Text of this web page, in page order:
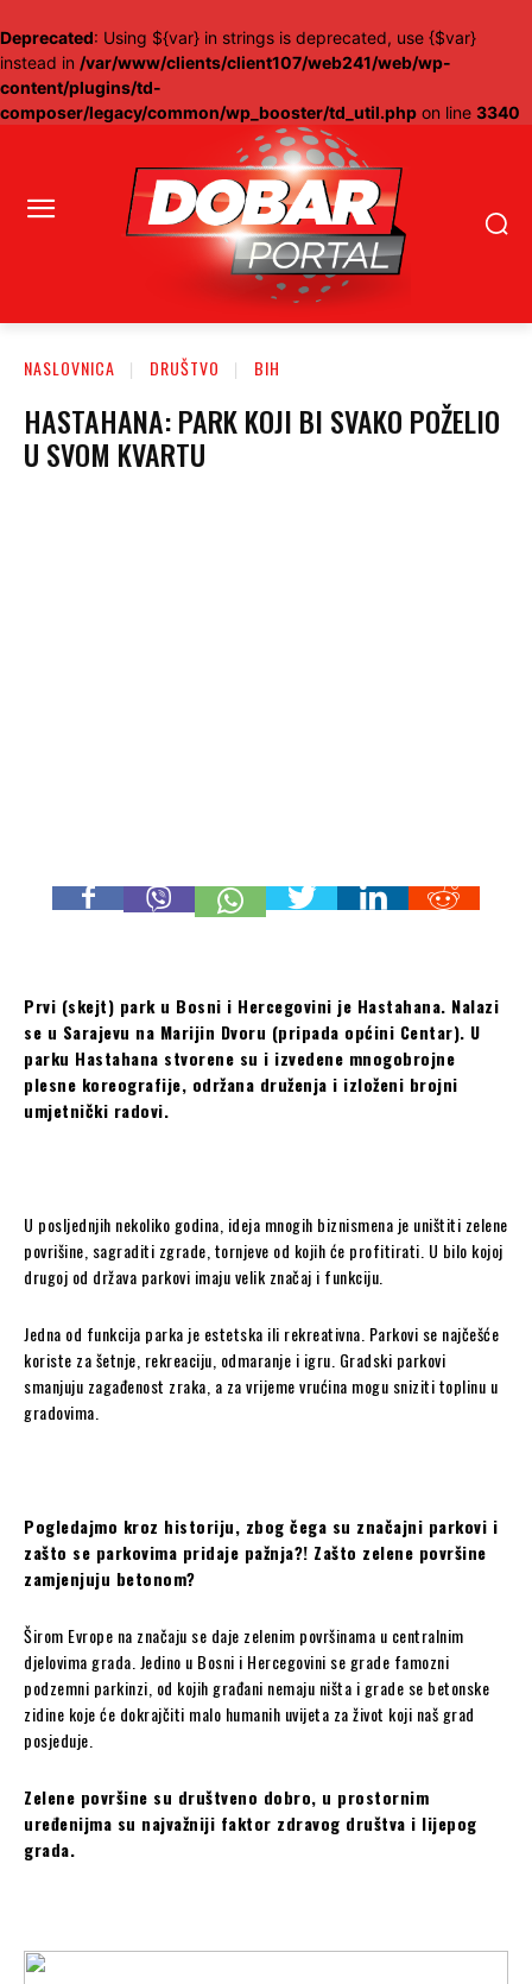
Deprecated: Using ${var} in strings is deprecated, use {$var}
instead in /var/www/clients/client107/web241/web/wp-
content/plugins/td-
composer/legacy/common/wp_booster/td_util.php on line 3340
NASLOVNICA DRUŠTVO BIH
HASTAHANA: PARK KOJI BI SVAKO POŽELIO
U SVOM KVARTU
Prvi (skejt) park u Bosni i Hercegovini je Hastahana. Nalazi
se u Sarajevu na Marijin Dvoru (pripada općini Centar). U
parku Hastahana stvorene su i izvedene mnogobrojne
plesne koreografije, održana druženja i izloženi brojni
umjetnički radovi.
U posljednjih nekoliko godina, ideja mnogih biznismena je uništiti zelene
povrišine, sagraditi zgrade, tornjeve od kojih će profitirati. U bilo kojoj
drugoj od država parkovi imaju velik značaj i funkciju.
Jedna od funkcija parka je estetska ili rekreativna. Parkovi se najčešće
koriste za šetnje, rekreaciju, odmaranje i igru. Gradski parkovi
smanjuju zagađenost zraka, a za vrijeme vrućina mogu sniziti toplinu u
gradovima.
Pogledajmo kroz historiju, zbog čega su značajni parkovi i
zašto se parkovima pridaje pažnja?! Zašto zelene površine
zamjenjuju betonom?
Širom Evrope na značaju se daje zelenim površinama u centralnim
djelovima grada. Jedino u Bosni i Hercegovini se grade famozni
podzemni parkinzi, od kojih građani nemaju ništa i grade se betonske
zidine koje će dokrajčiti malo humanih uvijeta za život koji naš grad
posjeduje.
Zelene površine su društveno dobro, u prostornim
uređenijma su najvažniji faktor zdravog društva i lijepog
grada.